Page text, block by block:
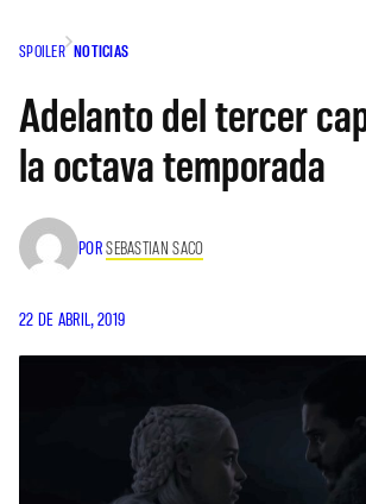
SPOILER NOTICIAS
Adelanto del tercer
la octava temporada
PORSEBASTIAN SACO
22 DE ABRIL, 2019